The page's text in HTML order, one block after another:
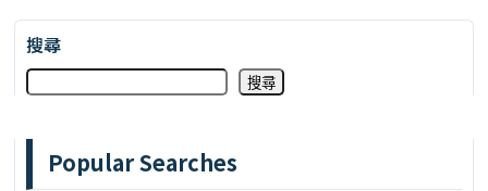
搜尋
搜尋
Popular Searches